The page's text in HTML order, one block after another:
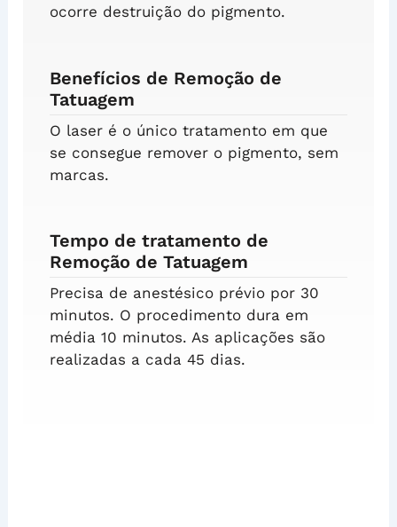
ocorre destruição do pigmento.
Benefícios de Remoção de
Tatuagem
O laser é o único tratamento em que
se consegue remover o pigmento, sem
marcas.
Tempo de tratamento de
Remoção de Tatuagem
Precisa de anestésico prévio por 30
minutos. O procedimento dura em
média 10 minutos. As aplicações são
realizadas a cada 45 dias.